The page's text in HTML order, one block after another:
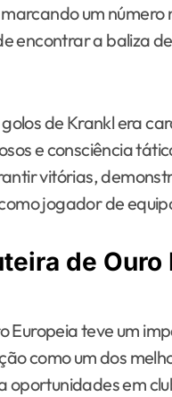
um número
encontrar a baliza
de Krankl era
e consciência
vitórias,
jogador de
de
Europeia teve um
como um dos
oportunidades em